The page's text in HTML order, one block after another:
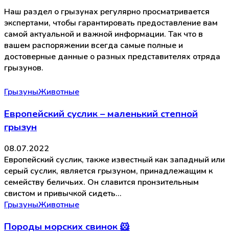
Наш раздел о грызунах регулярно просматривается
экспертами, чтобы гарантировать предоставление вам
самой актуальной и важной информации. Так что в
вашем распоряжении всегда самые полные и
достоверные данные о разных представителях отряда
грызунов.
ГрызуныЖивотные
Европейский суслик – маленький степной
грызун
08.07.2022
Европейский суслик, также известный как западный или
серый суслик, является грызуном, принадлежащим к
семейству беличьих. Он славится пронзительным
свистом и привычкой сидеть…
ГрызуныЖивотные
Породы морских свинок 🐹